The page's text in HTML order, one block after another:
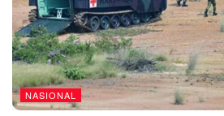
NASIONAL